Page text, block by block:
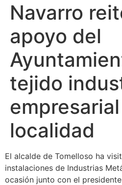
Navarro
apoyo del
tejido
localidad
El alcalde de Tomelloso ha
instalaciones de Industrias
ocasión junto con el